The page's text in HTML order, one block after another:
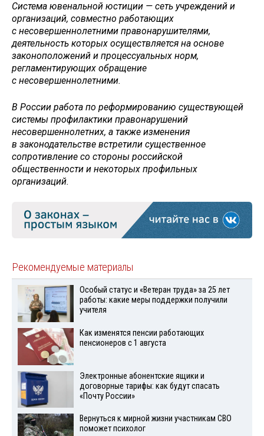
Система ювенальной юстиции — сеть учреждений и
организаций, совместно работающих
с несовершеннолетними правонарушителями,
деятельность которых осуществляется на основе
законоположений и процессуальных норм,
регламентирующих обращение
с несовершеннолетними.
В России работа по реформированию существующей
системы профилактики правонарушений
несовершеннолетних, а также изменения
в законодательстве встретили существенное
сопротивление со стороны российской
общественности и некоторых профильных
организаций.
Рекомендуемые материалы
Особый статус и «Ветеран труда» за 25 лет
работы: какие меры поддержки получили
учителя
Как изменятся пенсии работающих
пенсионеров с 1 августа
Электронные абонентские ящики и
договорные тарифы: как будут спасать
«Почту России»
Вернуться к мирной жизни участникам СВО
поможет психолог